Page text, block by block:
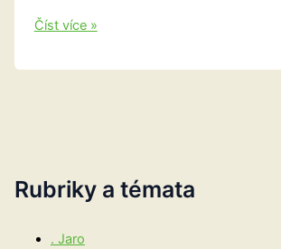
Rubriky a témata
. Jaro
Ovečka
Číst více »